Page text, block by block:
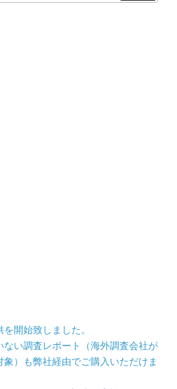
開始致しました。
い調査レポート（海外調査会社が
）も弊社経由でご購入いただけま